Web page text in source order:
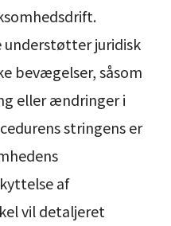
juridisk
bevægelser, såsom
eller ændringer i
stringens er
af
vil detaljeret